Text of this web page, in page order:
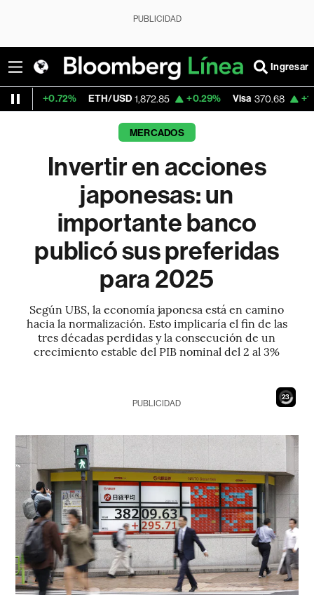
PUBLICIDAD
Ingresar
ETH/USD 1,872.85 +0.29% Visa 370.68 +1.37%
MERCADOS
Invertir en acciones
japonesas: un
importante banco
publicó sus preferidas
para 2025
Según UBS, la economía japonesa está en camino
hacia la normalización. Esto implicaría el fin de las
tres décadas perdidas y la consecución de un
crecimiento estable del PIB nominal del 2 al 3%
21
PUBLICIDAD